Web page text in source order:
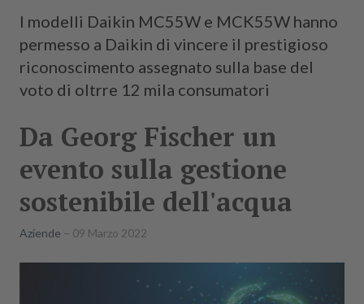
I modelli Daikin MC55W e MCK55W hanno
permesso a Daikin di vincere il prestigioso
riconoscimento assegnato sulla base del
voto di oltrre 12 mila consumatori
Da Georg Fischer un
evento sulla gestione
sostenibile dell'acqua
Aziende 09 Marzo 2022